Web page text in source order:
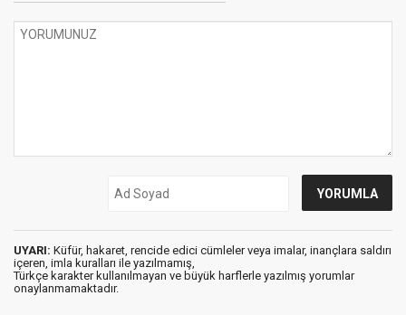
UYARI: Küfür, hakaret, rencide edici cümleler veya imalar, inançlara saldırı
içeren, imla kuralları ile yazılmamış,
Türkçe karakter kullanılmayan ve büyük harflerle yazılmış yorumlar
onaylanmamaktadır.